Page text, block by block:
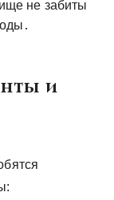
не забиты
и